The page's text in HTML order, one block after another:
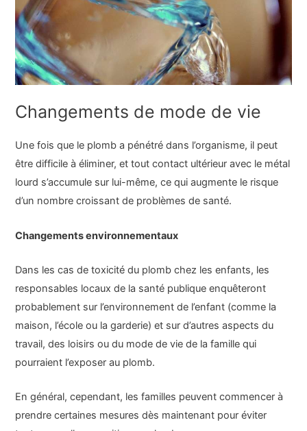
Changements de mode de vie
Une fois que le plomb a pénétré dans l’organisme, il peut
être difficile à éliminer, et tout contact ultérieur avec le métal
lourd s’accumule sur lui-même, ce qui augmente le risque
d’un nombre croissant de problèmes de santé.
Changements environnementaux
Dans les cas de toxicité du plomb chez les enfants, les
responsables locaux de la santé publique enquêteront
probablement sur l’environnement de l’enfant (comme la
maison, l’école ou la garderie) et sur d’autres aspects du
travail, des loisirs ou du mode de vie de la famille qui
pourraient l’exposer au plomb.
En général, cependant, les familles peuvent commencer à
prendre certaines mesures dès maintenant pour éviter